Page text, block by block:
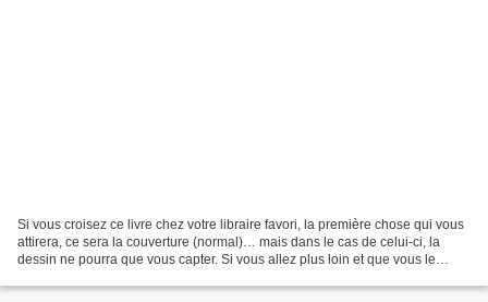
Si vous croisez ce livre chez votre libraire favori, la première chose qui vous
attirera, ce sera la couverture (normal)… mais dans le cas de celui-ci, la
dessin ne pourra que vous capter. Si vous allez plus loin et que vous le